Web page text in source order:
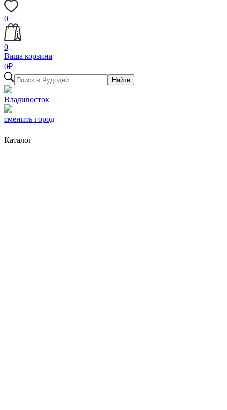
0
0
Ваша корзина
0₽
Найти
Владивосток
сменить город
Каталог